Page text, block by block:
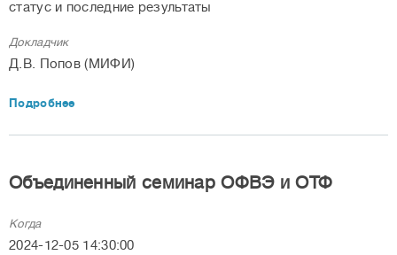
статус и последние результаты
Докладчик
Д.В. Попов (МИФИ)
Подробнее
Объединенный семинар ОФВЭ и ОТФ
Когда
2024-12-05 14:30:00